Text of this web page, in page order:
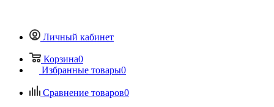
Личный кабинет
Корзина0
Избранные товары0
Сравнение товаров0